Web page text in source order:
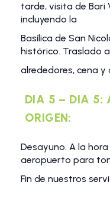
tarde, visita de Bari
incluyendo la
Basílica de San
histórico. Traslado
alrededores, cena
DIA 5 – DIA 5:
ORIGEN:
Desayuno. A la
aeropuerto para
Fin de nuestros